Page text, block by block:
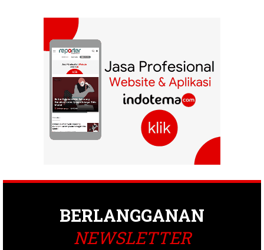
BERLANGGANAN
NEWSLETTER